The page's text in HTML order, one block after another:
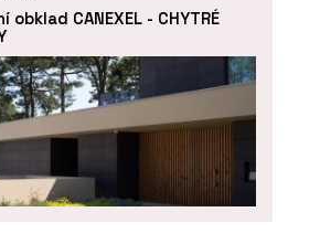
obklad CANEXEL - CHYTRÉ